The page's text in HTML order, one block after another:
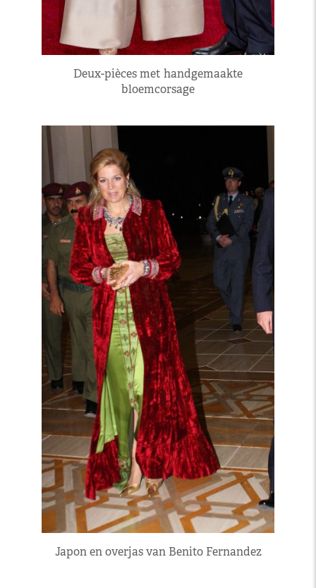
Deux-pièces met handgemaakte
bloemcorsage
Japon en overjas van Benito Fernandez